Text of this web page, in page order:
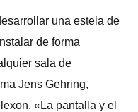
una estela de
de forma
sala de
Jens Gehring,
«La pantalla y el